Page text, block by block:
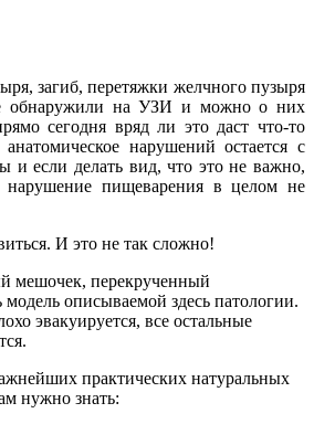
загиб, перетяжки желчного пузыря
обнаружили на УЗИ и можно о них
сегодня вряд ли это даст что-то
нарушений остается с
и если делать вид, что это не важно,
пищеварения в целом не
И это не так сложно!
мешочек, перекрученный
модель описываемой здесь патологии.
эвакуируется, все остальные
практических натуральных
нужно знать: